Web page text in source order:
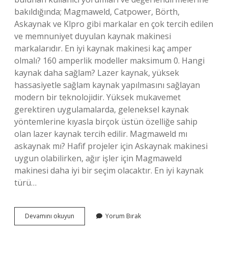
bakıldığında; Magmaweld, Catpower, Börth,
Askaynak ve Klpro gibi markalar en çok tercih edilen
ve memnuniyet duyulan kaynak makinesi
markalarıdır. En iyi kaynak makinesi kaç amper
olmalı? 160 amperlik modeller maksimum 0. Hangi
kaynak daha sağlam? Lazer kaynak, yüksek
hassasiyetle sağlam kaynak yapılmasını sağlayan
modern bir teknolojidir. Yüksek mukavemet
gerektiren uygulamalarda, geleneksel kaynak
yöntemlerine kıyasla birçok üstün özelliğe sahip
olan lazer kaynak tercih edilir. Magmaweld mı
askaynak mı? Hafif projeler için Askaynak makinesi
uygun olabilirken, ağır işler için Magmaweld
makinesi daha iyi bir seçim olacaktır. En iyi kaynak
türü…
Devamını okuyun
Iyi
Yorum Bırak